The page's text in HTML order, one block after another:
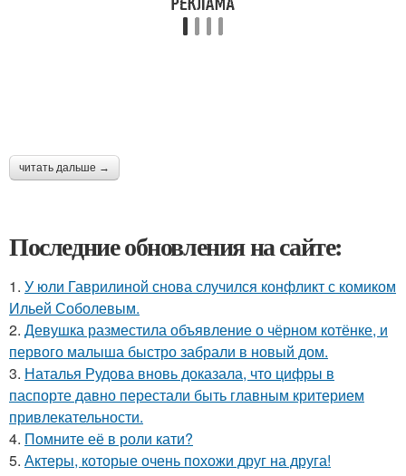
читать дальше →
Последние обновления на сайте:
1. У юли Гаврилиной снова случился конфликт с комиком
Ильей Соболевым.
2. Девушка разместила объявление о чёрном котёнке, и
первого малыша быстро забрали в новый дом.
3. Наталья Рудова вновь доказала, что цифры в
паспорте давно перестали быть главным критерием
привлекательности.
4. Помните её в роли кати?
5. Актеры, которые очень похожи друг на друга!